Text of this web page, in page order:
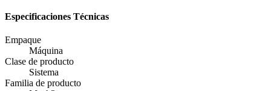
Especificaciones Técnicas
Empaque
Máquina
Clase de producto
Sistema
Familia de producto